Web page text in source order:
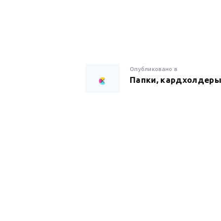
Опубликовано вПредыдущая
запись:
Папки,